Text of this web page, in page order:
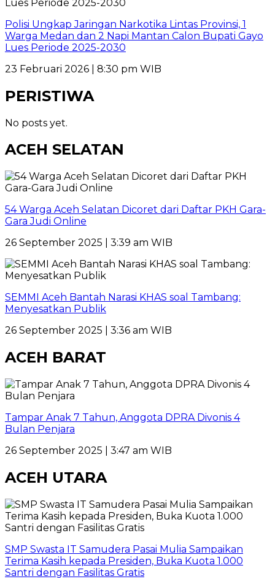
Polisi Ungkap Jaringan Narkotika Lintas Provinsi, 1
Warga Medan dan 2 Napi Mantan Calon Bupati Gayo
Lues Periode 2025-2030
23 Februari 2026 | 8:30 pm WIB
PERISTIWA
No posts yet.
ACEH SELATAN
54 Warga Aceh Selatan Dicoret dari Daftar PKH Gara-
Gara Judi Online
26 September 2025 | 3:39 am WIB
SEMMI Aceh Bantah Narasi KHAS soal Tambang:
Menyesatkan Publik
26 September 2025 | 3:36 am WIB
ACEH BARAT
Tampar Anak 7 Tahun, Anggota DPRA Divonis 4
Bulan Penjara
26 September 2025 | 3:47 am WIB
ACEH UTARA
SMP Swasta IT Samudera Pasai Mulia Sampaikan
Terima Kasih kepada Presiden, Buka Kuota 1.000
Santri dengan Fasilitas Gratis